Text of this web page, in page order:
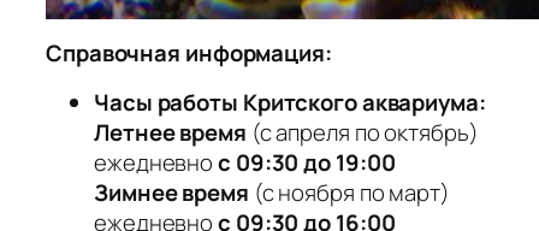
Справочная информация:
Часы работы Критского аквариума:
Летнее время (с апреля по октябрь)
ежедневнос 09:30 до 19:00
Зимнее время (с ноября по март)
ежедневнос 09:30 до 16:00